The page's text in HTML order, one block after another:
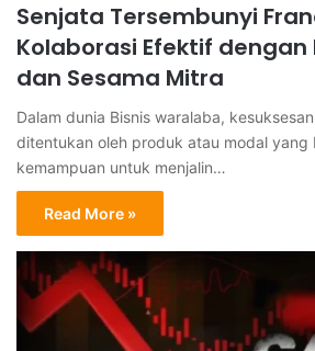
Senjata Tersembunyi
Kolaborasi Efektif dengan
dan Sesama Mitra
Dalam dunia Bisnis waralaba,
ditentukan oleh produk atau modal yang
kemampuan untuk menjalin…
Read More »